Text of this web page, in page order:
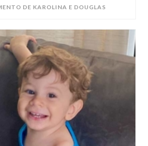
DE KAROLINA E DOUGLAS